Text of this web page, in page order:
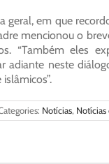
geral, em que
mencionou o
“Também eles
adiante neste
Notícias, Notícias